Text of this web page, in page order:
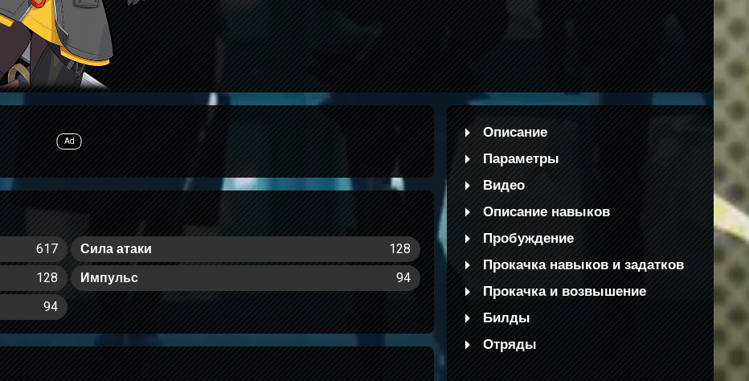
617 Сила атаки 128
128 Импульс 94
94
Описание
Параметры
Видео
Описание навыков
Пробуждение
Прокачка навыков и задатков
Прокачка и возвышение
Билды
Отряды